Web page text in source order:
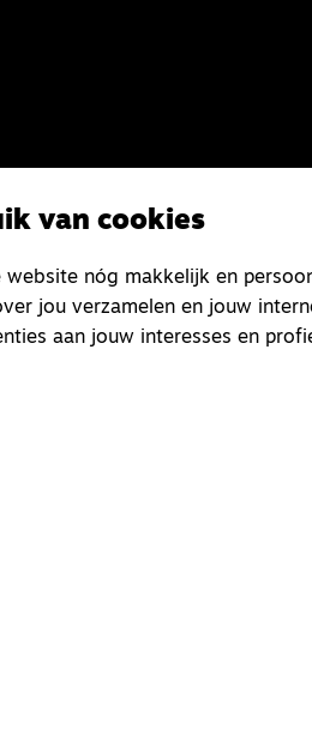
van cookies
website nóg makkelijk en
jou verzamelen en jouw
aan jouw interesses en